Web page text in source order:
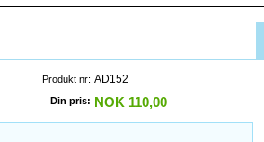
Produkt nr: AD152
Din pris: NOK 110,00